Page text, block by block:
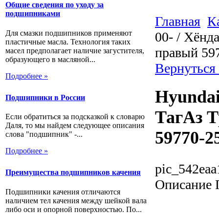
Общие сведения по уходу за
подшипниками
Для смазки подшипников применяют
пластичные масла. Технология таких
масел предполагает наличие загустителя,
образующего в масляной...
Подробнее »
Подшипники в России
Если обратиться за подсказкой к словарю
Даля, то мы найдем следующее описания
слова "подшипник" -...
Подробнее »
Преимущества подшипников качения
Подшипники качения отличаются
наличием тел качения между шейкой вала
либо оси и опорной поверхностью. По...
Главная
00- /
правый
ТагАз
59770-
Описание